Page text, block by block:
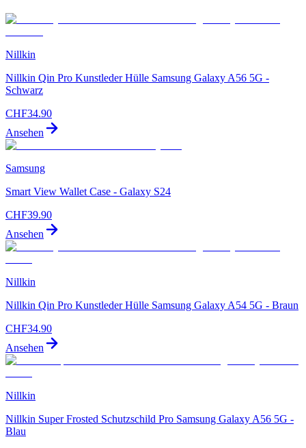
Nillkin
Nillkin Qin Pro Kunstleder Hülle Samsung Galaxy A56 5G -
Schwarz
CHF34.90
Ansehen
Samsung
Smart View Wallet Case - Galaxy S24
CHF39.90
Ansehen
Nillkin
Nillkin Qin Pro Kunstleder Hülle Samsung Galaxy A54 5G - Braun
CHF34.90
Ansehen
Nillkin
Nillkin Super Frosted Schutzschild Pro Samsung Galaxy A56 5G -
Blau